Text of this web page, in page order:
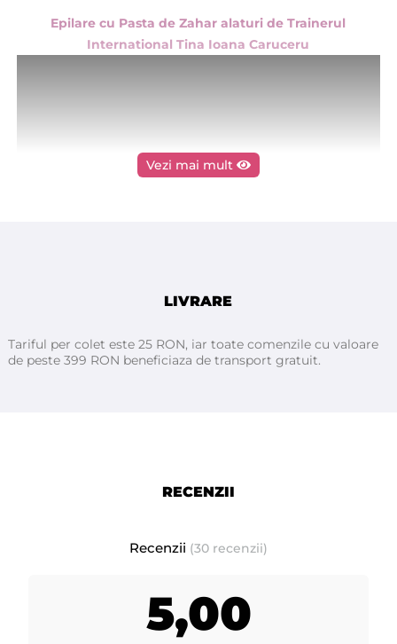
Epilare cu Pasta de Zahar alaturi de Trainerul
International Tina Ioana Caruceru
Vezi mai mult
LIVRARE
Tariful per colet este 25 RON, iar toate comenzile cu valoare
de peste 399 RON beneficiaza de transport gratuit.
RECENZII
Recenzii (30 recenzii)
5,00